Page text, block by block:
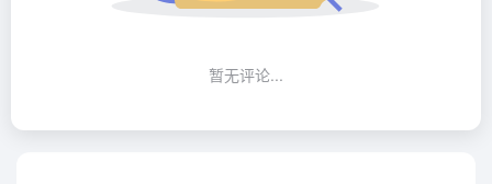
暂无评论...